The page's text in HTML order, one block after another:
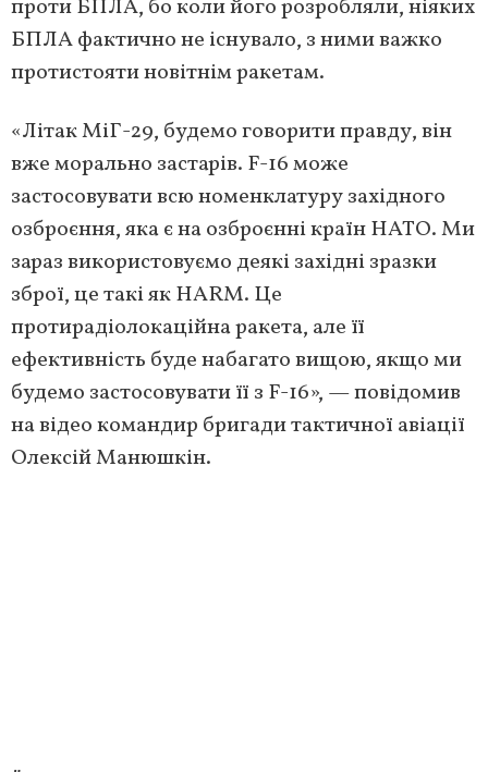
проти БПЛА, бо коли його розробляли, ніяких
БПЛА фактично не існувало, з ними важко
протистояти новітнім ракетам.
«Літак МіГ-29, будемо говорити правду, він
вже морально застарів. F-16 може
застосовувати всю номенклатуру західного
озброєння, яка є на озброєнні країн НАТО. Ми
зараз використовуємо деякі західні зразки
зброї, це такі як HARM. Це
протирадіолокаційна ракета, але її
ефективність буде набагато вищою, якщо ми
будемо застосовувати її з F-16», — повідомив
на відео командир бригади тактичної авіації
Олексій Манюшкін.